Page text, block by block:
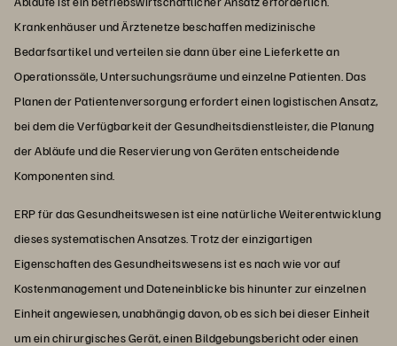
Krankenhäuser und Ärztenetze beschaffen medizinische
Bedarfsartikel und verteilen sie dann über eine Lieferkette an
Operationssäle, Untersuchungsräume und einzelne Patienten. Das
Planen der Patientenversorgung erfordert einen logistischen Ansatz,
bei dem die Verfügbarkeit der Gesundheitsdienstleister, die Planung
der Abläufe und die Reservierung von Geräten entscheidende
Komponenten sind.
ERP für das Gesundheitswesen ist eine natürliche Weiterentwicklung
dieses systematischen Ansatzes. Trotz der einzigartigen
Eigenschaften des Gesundheitswesens ist es nach wie vor auf
Kostenmanagement und Dateneinblicke bis hinunter zur einzelnen
Einheit angewiesen, unabhängig davon, ob es sich bei dieser Einheit
um ein chirurgisches Gerät, einen Bildgebungsbericht oder einen